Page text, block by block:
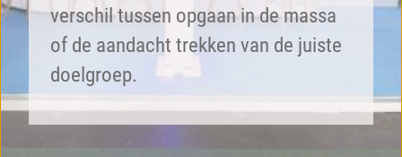
verschil tussen opgaan in de massa
of de aandacht trekken van de juiste
doelgroep.